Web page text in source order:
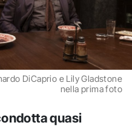
DiCaprio e Lily Gladstone
nella prima foto
quasi